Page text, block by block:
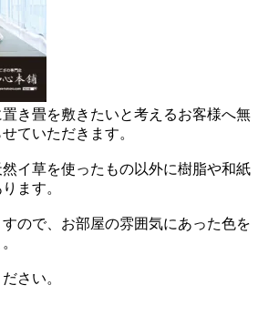
き畳を敷きたいと考えるお客様へ無
ていただきます。
イ草を使ったもの以外に樹脂や和紙
ます。
ので、お部屋の雰囲気にあった色を
さい。